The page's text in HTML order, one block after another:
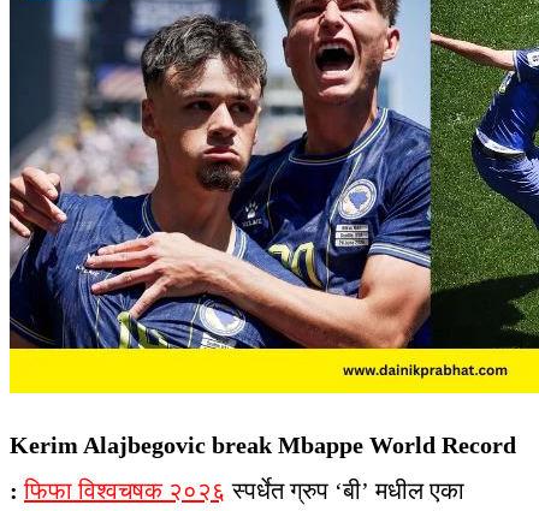
Kerim Alajbegovic break Mbappe World Record
: फिफा विश्वचषक २०२६ स्पर्धेत ग्रुप ‘बी’ मधील एका